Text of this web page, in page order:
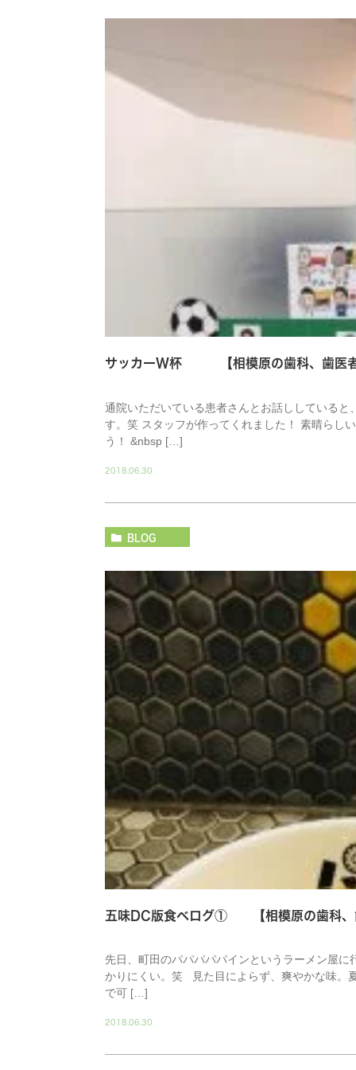
サッカーW杯 【相模原の歯科、歯医
通院いただいている患者さんとお話ししている
す。笑 スタッフが作ってくれました！ 素晴らし
う！ &nbsp […]
2018.06.30
BLOG
五味DC版食べログ① 【相模原の歯科、
先日、町田のパパパパパインというラーメン屋
かりにくい。笑 見た目によらず、爽やかな味。
で可 […]
2018.06.30